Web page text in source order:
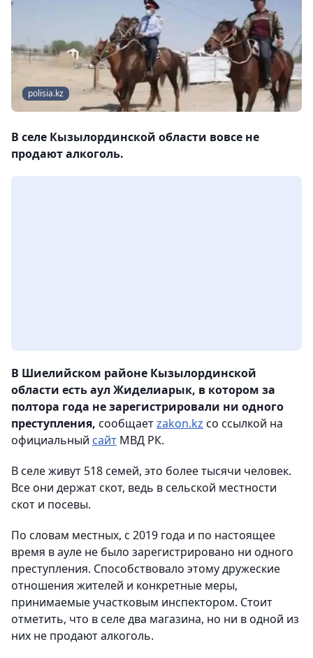
polisia.kz
В селе Кызылординской области вовсе не
продают алкоголь.
В Шиелийском районе Кызылординской
области есть аул Жиделиарык, в котором за
полтора года не зарегистрировали ни одного
преступления, сообщаетzakon.kz со ссылкой на
официальный сайт МВД РК.
В селе живут 518 семей, это более тысячи человек.
Все они держат скот, ведь в сельской местности
скот и посевы.
По словам местных, с 2019 года и по настоящее
время в ауле не было зарегистрировано ни одного
преступления. Способствовало этому дружеские
отношения жителей и конкретные меры,
принимаемые участковым инспектором. Стоит
отметить, что в селе два магазина, но ни в одной из
них не продают алкоголь.